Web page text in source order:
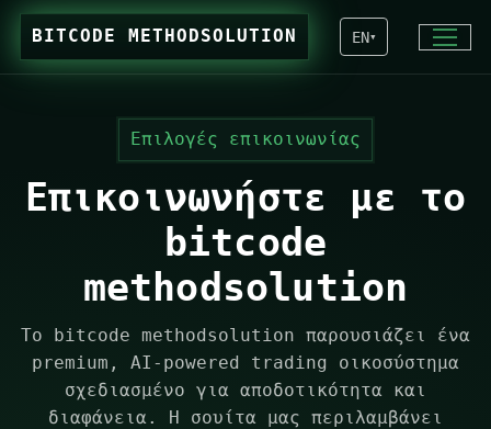
BITCODE METHODSOLUTION EN▾
Επιλογές επικοινωνίας
Επικοινωνήστε με το
bitcode
methodsolution
Το bitcode methodsolution παρουσιάζει ένα
premium, AI-powered trading οικοσύστημα
σχεδιασμένο για αποδοτικότητα και
διαφάνεια. Η σουίτα μας περιλαμβάνει